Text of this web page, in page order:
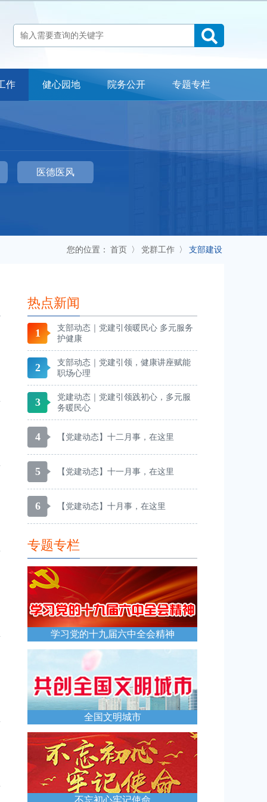
作 健心园地 院务公开 专题专栏
科室介绍
医院地址：自贡市贡井区贡舒路2段666号
24小时心理咨询公益热线：12356
医德医风
您的位置： 首页 〉 党群工作 〉 支部建设
热点新闻
1
支部动态｜党建引领暖民心 多元服务
护健康
2
支部动态｜党建引领，健康讲座赋能
职场心理
3
党建动态｜党建引领践初心，多元服
务暖民心
4 【党建动态】十二月事，在这里
5 【党建动态】十一月事，在这里
6 【党建动态】十月事，在这里
专题专栏
学习党的十九届六中全会精神
全国文明城市
不忘初心牢记使命